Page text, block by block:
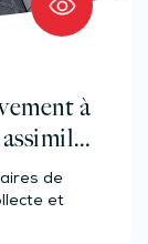
à
de
et